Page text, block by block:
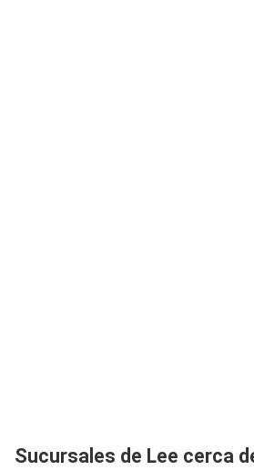
Sucursales de Lee cerca